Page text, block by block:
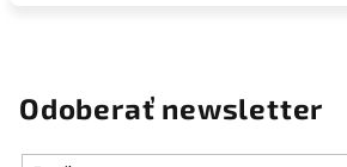
Odoberať newsletter